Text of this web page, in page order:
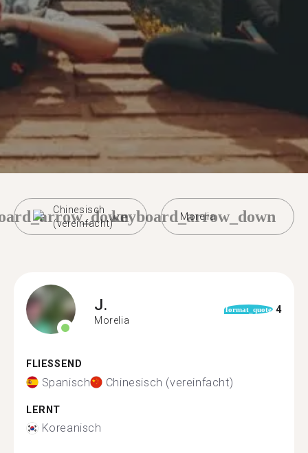
Chinesisch
(vereinfacht)
Morelia
keyboard_arrow_down
J.
Morelia
format_quote 4
FLIESSEND
Spanisch Chinesisch (vereinfacht)
LERNT
Koreanisch